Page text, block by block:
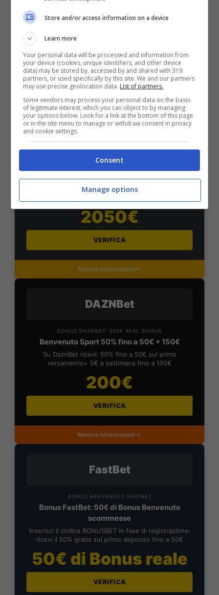
50% sul deposito fino a 50€
VERIFICA
PlanetWin365
Iscrivendoti a PlanetWin365 ricevi: 100% fino a 2000€
in Bonus Scommesse + 100% fino a 50€ in Bonus
2050€
VERIFICA
Mostra Informazioni
DAZNBet
BONUS DAZNBET: 200€ REAL BONUS
Benvenuto Sport 50% fino a 50€ + 150€
Su DaznBet ricevi: 50% fino a 50€ sul primo
versamento+ 5€ a settimana fino a 150€
200€
VERIFICA
Mostra Informazioni
FastBet
BONUS BENVENUTO FASTBET
Bonus FastBet: 50€ di Bonus Benvenuto
scommesse
Inserisci il codice BONUSBET in fase di registrazione:
ricevi il 50% gratis sul primo deposito fino a 50€
50€ di Bonus reale
VERIFICA
Store and/or access information on a device
Learn more
Your personal data will be processed and information from
your device (cookies, unique identifiers, and other device
data) may be stored by, accessed by and shared with 319
partners, or used specifically by this site. We and our partners
may use precise geolocation data. List of partners.
Some vendors may process your personal data on the basis
of legitimate interest, which you can object to by managing
your options below. Look for a link at the bottom of this page
or in the site menu to manage or withdraw consent in privacy
and cookie settings.
Consent
Manage options